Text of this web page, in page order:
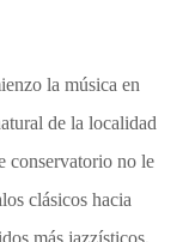
la música en
de la localidad
conservatorio no le
clásicos hacia
más jazzísticos,